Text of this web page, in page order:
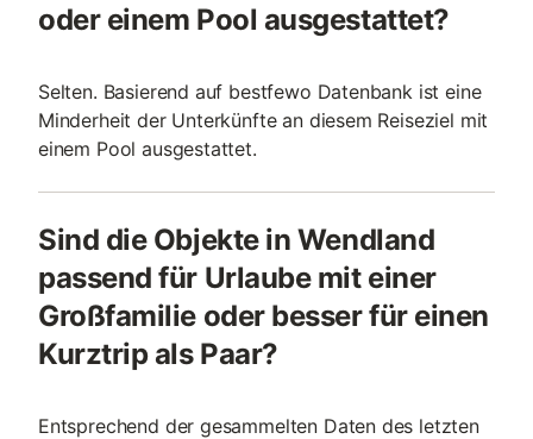
oder einem Pool ausgestattet?
Selten. Basierend auf bestfewo Datenbank ist eine
Minderheit der Unterkünfte an diesem Reiseziel mit
einem Pool ausgestattet.
Sind die Objekte in Wendland
passend für Urlaube mit einer
Großfamilie oder besser für einen
Kurztrip als Paar?
Entsprechend der gesammelten Daten des letzten